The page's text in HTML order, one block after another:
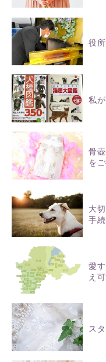
役
私
骨
を
大
手
愛
え
ス